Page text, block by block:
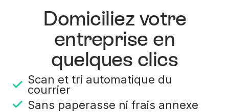
Domiciliez votre
entreprise en
quelques clics
Scan et tri automatique du
courrier
Sans paperasse ni frais annexe